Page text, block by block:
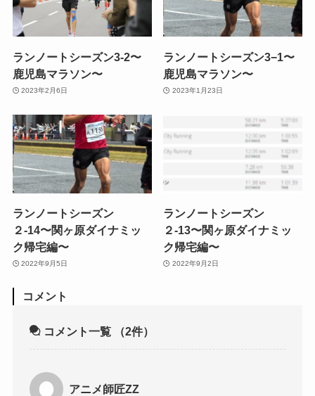
ランノートシーズン3-2〜
鹿児島マラソン〜
2023年2月6日
ランノートシーズン3−1〜
鹿児島マラソン〜
2023年1月23日
ランノートシーズン
２-14〜関ヶ原ダイナミッ
ク帰宅編〜
2022年9月5日
ランノートシーズン
２-13〜関ヶ原ダイナミッ
ク帰宅編〜
2022年9月2日
コメント
コメント一覧 （2件）
アニメ師匠ZZ